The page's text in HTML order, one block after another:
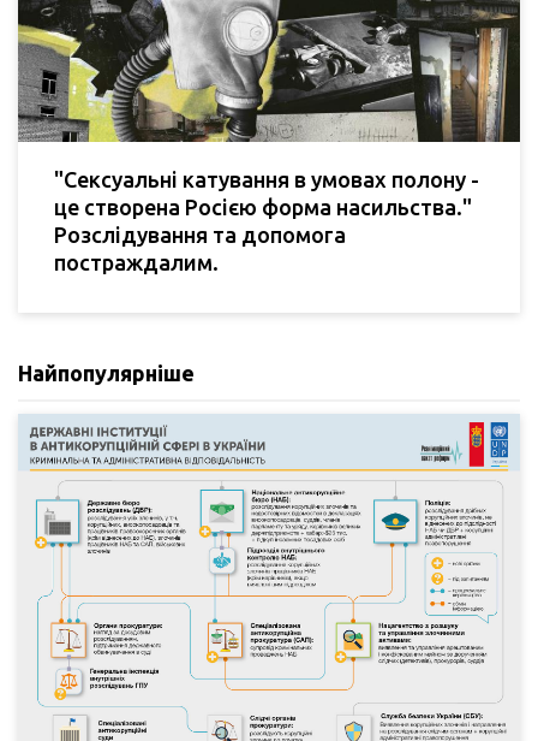
"Сексуальні катування в умовах полону -
це створена Росією форма насильства."
Розслідування та допомога
постраждалим.
Найпопулярніше